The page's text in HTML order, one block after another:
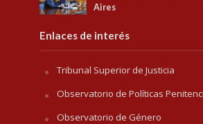
Aires
Enlaces de interés
Tribunal Superior de Justicia
Observatorio de Políticas
Observatorio de Género